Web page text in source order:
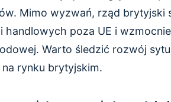
Mimo wyzwań, rząd
handlowych poza UE i
Warto śledzić rozwój
rynku brytyjskim.